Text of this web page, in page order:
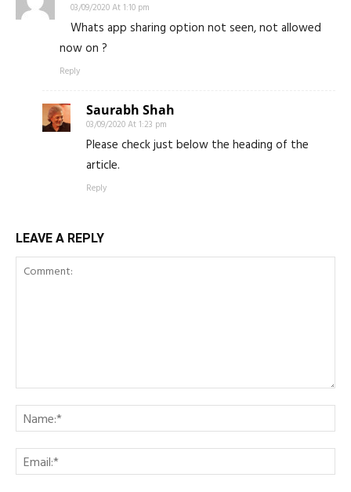
03/09/2020 At 1:10 pm
Whats app sharing option not seen, not allowed
now on ?
Reply
Saurabh Shah
03/09/2020 At 1:23 pm
Please check just below the heading of the
article.
Reply
LEAVE A REPLY